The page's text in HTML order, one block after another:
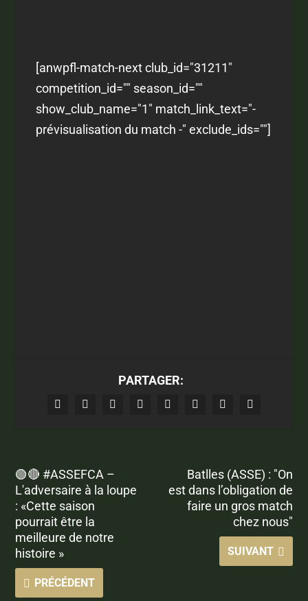
[anwpfl-match-next club_id="31211"
competition_id="" season_id=""
show_club_name="1" match_link_text="-
prévisualisation du match -" exclude_ids=""]
PARTAGER:
🟢🔴 #ASSEFCA –
L'adversaire à la loupe
: «Cette saison
pourrait être la
meilleure de notre
histoire »
PRÉCÉDENT
Batlles (ASSE) : "On
est dans l’obligation de
faire un gros match
chez nous"
SUIVANT